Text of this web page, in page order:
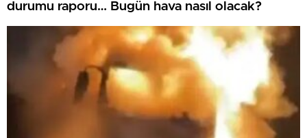
durumu raporu… Bugün hava nasıl olacak?